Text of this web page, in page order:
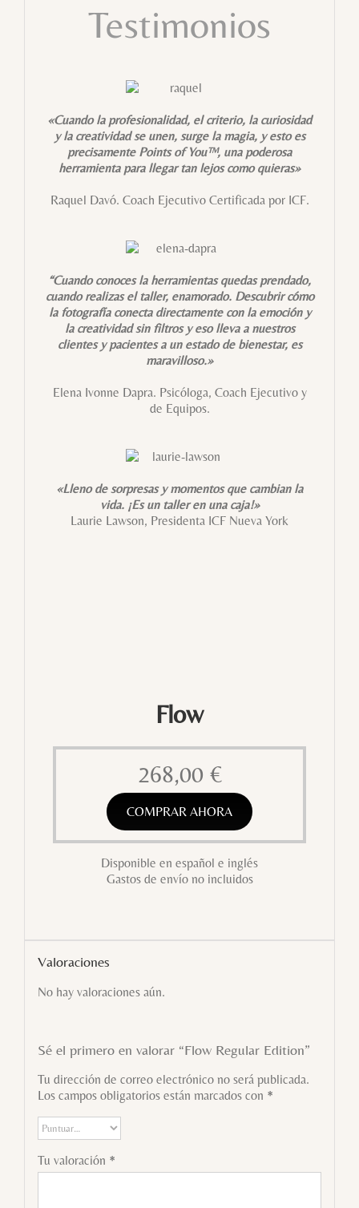
Testimonios
«Cuando la profesionalidad, el criterio, la curiosidad
y la creatividad se unen, surge la magia, y esto es
precisamente Points of You™, una poderosa
herramienta para llegar tan lejos como quieras»
Raquel Davó. Coach Ejecutivo Certificada por ICF.
“Cuando conoces la herramientas quedas prendado,
cuando realizas el taller, enamorado. Descubrir cómo
la fotografía conecta directamente con la emoción y
la creatividad sin filtros y eso lleva a nuestros
clientes y pacientes a un estado de bienestar, es
maravilloso.»
Elena Ivonne Dapra. Psicóloga, Coach Ejecutivo y
de Equipos.
«Lleno de sorpresas y momentos que cambian la
vida. ¡Es un taller en una caja!»
Laurie Lawson, Presidenta ICF Nueva York
Flow
268,00 €
COMPRAR AHORA
Disponible en español e inglés
Gastos de envío no incluidos
Valoraciones
No hay valoraciones aún.
Sé el primero en valorar “Flow Regular Edition”
Tu dirección de correo electrónico no será publicada.
Los campos obligatorios están marcados con *
Tu valoración *